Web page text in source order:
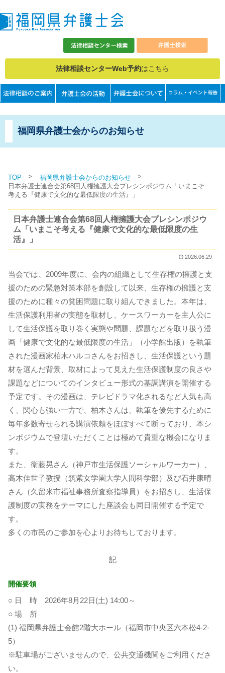
法律相談センターWeb予約はこちら
福岡県弁護士会からのお知らせ
TOP > 福岡県弁護士会からのお知らせ >
日本弁護士連合会第68回人権擁護大会プレシンポジウム「いまこそ
考える『健康で文化的な最低限度の生活』」
日本弁護士連合会第68回人権擁護大会プレシンポジウ
ム「いまこそ考える『健康で文化的な最低限度の生
活』」
2026.06.29
当会では、2009年度に、会内の組織として生存権の擁護と支
援のための緊急対策本部を創設して以来、生存権の擁護と支
援のために種々の貧困問題に取り組んできました。本年は、
生活保護利用者の実態を取材し、ケースワーカーを主人公に
して生活保護を取り巻く実態や問題、課題などを取り扱う漫
画「健康で文化的な最低限度の生活」（小学館出版）を執筆
された漫画家柏木ハルコさんをお招きし、生活保護という題
材を選んだ背景、取材によって見えた生活保護制度の良さや
課題などについてのインタビュー形式の基調講演を開催する
予定です。その漫画は、テレビドラマ化されるなど人気も高
く、関心も強い一方で、柏木さんは、執筆を優先するために
毎年多数寄せられる講演依頼をほぼすべて断っており、本シ
ンポジウムで登壇いただくことは極めて貴重な機会になりま
す。
また、衛藤晃さん（神戸市生活保護ソーシャルワーカー）、
高木佳世子教授（筑紫女学園大学人間科学部）及び石井康晴
さん（久留米市福祉事務所査察指導員）をお招きし、生活保
護制度の実務をテーマにした座談会も同日開催する予定で
す。
多くの市民のご参加を心よりお待ちしております。
記
開催要領
○ 日 時 2026年8月22日(土) 14:00～
○ 場 所
(1) 福岡県弁護士会館2階大ホール（福岡市中央区六本松4-2-
5）
※駐車場がございませんので、公共交通機関をご利用くださ
い。